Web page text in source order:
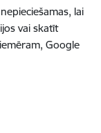
lai
vai skatīt
Google